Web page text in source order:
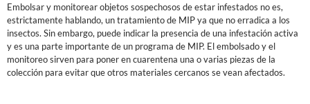
Embolsar y monitorear objetos sospechosos de estar infestados no es,
estrictamente hablando, un tratamiento de MIP ya que no erradica a los
insectos. Sin embargo, puede indicar la presencia de una infestación activa
y es una parte importante de un programa de MIP. El embolsado y el
monitoreo sirven para poner en cuarentena una o varias piezas de la
colección para evitar que otros materiales cercanos se vean afectados.